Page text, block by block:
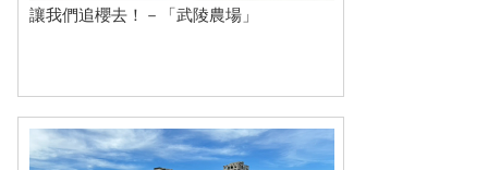
讓我們追櫻去！－「武陵農場」